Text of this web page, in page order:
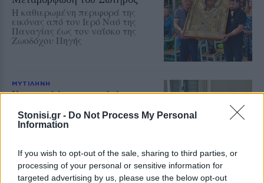
Stonisi.gr - Do Not Process My Personal
Information
If you wish to opt-out of the sale, sharing to third parties, or
processing of your personal or sensitive information for
targeted advertising by us, please use the below opt-out
Η καθιερωμένη περιφορά της
εικόνας από τον Ιερό Ναό της
Παναγίας έως τον ναΐσκο της
Ζωοδόχου Πηγής
ΜΥΤΙΛΗΝΗ
Κτηματολόγιο και παλιό
Κουφέλου με το ΤΕΕ
Πολεοδομικός σχεδιασμός,
στελέχωση των τεχνικών
υπηρεσιών βρέθηκαν επίσης στην
ατζέντα της συζήτησης